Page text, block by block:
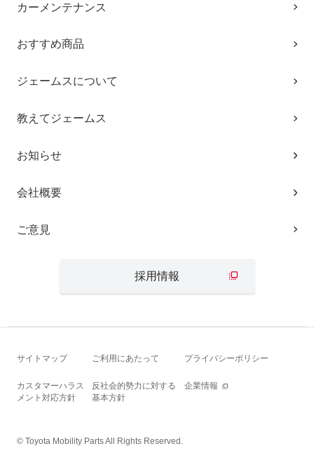
カーメンテナンス
おすすめ商品
ジェームスについて
教えてジェームス
お知らせ
会社概要
ご意見
採用情報
サイトマップ ご利用にあたって プライバシーポリシー
カスタマーハラス
メント対応方針
反社会的勢力に対する
基本方針
企業情報
© Toyota Mobility Parts All Rights Reserved.